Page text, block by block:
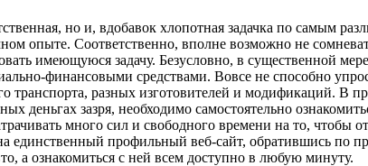
но и, вдобавок хлопотная задачка по самым
опыте. Соответственно, вполне возможно не
имеющуюся задачу. Безусловно, в существенной
финансовыми средствами. Вовсе не способно
транспорта, разных изготовителей и модификаций. В
деньгах зазря, необходимо самостоятельно
много сил и свободного времени на то, чтобы
единственный профильный веб-сайт, обратившись по
а ознакомиться с ней всем доступно в любую минуту.